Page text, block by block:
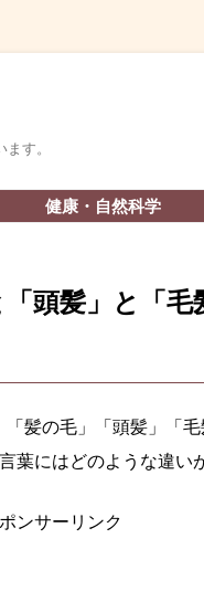
す。
健康・自然科学
頭髪」と「毛
髪の毛」「頭髪」「毛
葉にはどのような違い
ンサーリンク